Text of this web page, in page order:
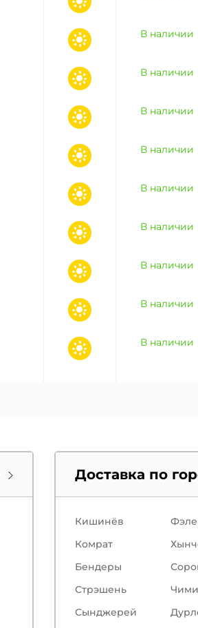
В наличии
В наличии
В наличии
В наличии
В наличии
В наличии
В наличии
В наличии
В наличии
Доставка по
Кишинёв
Комрат
Бендеры
Стрэшень
Сынджерей